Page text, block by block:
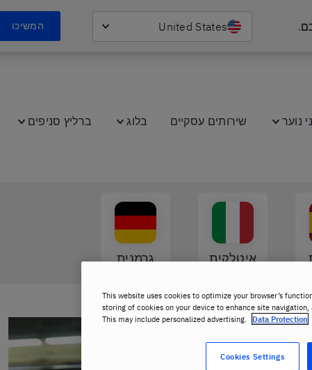
United States המשיכו
נוער שירותים עסקיים בלוג ברליץ סניפים
איטלקית גרמנית
This website uses cookies to optimize your browser’s
storing of cookies on your device to enhance site
This may include personalized advertising.
Data Protection
Cookies Settings